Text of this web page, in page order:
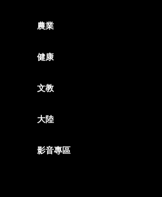
農業
健康
文教
大陸
影音專區